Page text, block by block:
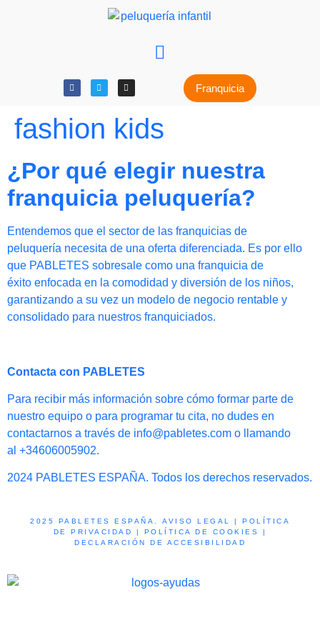
Franquicia
fashion kids
¿Por qué elegir nuestra
franquicia peluquería?
Entendemos que el sector de las franquicias de
peluquería necesita de una oferta diferenciada. Es por ello
que PABLETES sobresale como una franquicia de
éxito enfocada en la comodidad y diversión de los niños,
garantizando a su vez un modelo de negocio rentable y
consolidado para nuestros franquiciados.
Contacta con PABLETES
Para recibir más información sobre cómo formar parte de
nuestro equipo o para programar tu cita, no dudes en
contactarnos a través de info@pabletes.com o llamando
al +34606005902.
2024 PABLETES ESPAÑA. Todos los derechos reservados.
2025 PABLETES ESPAÑA. AVISO LEGAL | POLÍTICA
DE PRIVACIDAD
| POLÍTICA DE COOKIES
|
DECLARACIÓN DE ACCESIBILIDAD